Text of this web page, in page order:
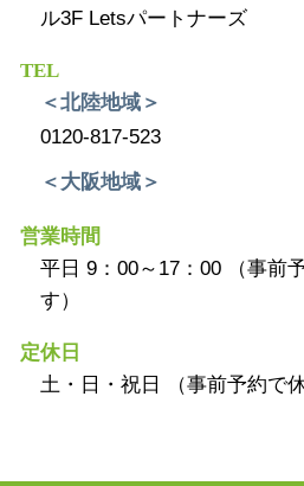
ル3F Letsパートナーズ
TEL
＜北陸地域＞
0120-817-523
＜大阪地域＞
営業時間
平日 9：00～17：00 （事前
す）
定休日
土・日・祝日 （事前予約で